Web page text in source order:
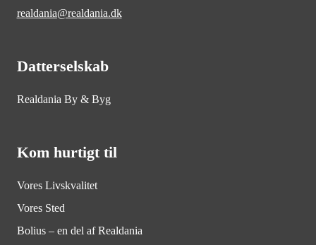
realdania@realdania.dk
Datterselskab
Realdania By & Byg
Kom hurtigt til
Vores Livskvalitet
Vores Sted
Bolius – en del af Realdania